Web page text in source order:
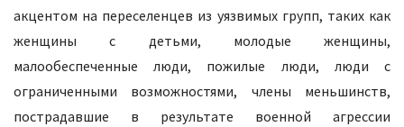
акцентом на переселенцев из уязвимых групп, таких как
женщины с детьми, молодые женщины,
малообеспеченные люди, пожилые люди, люди с
ограниченными возможностями, члены меньшинств,
пострадавшие в результате военной агрессии